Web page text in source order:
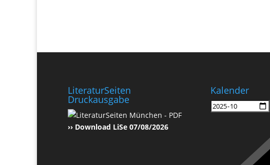
LiteraturSeiten
Druckausgabe
›› Download LiSe 07/08/2026
Kalender